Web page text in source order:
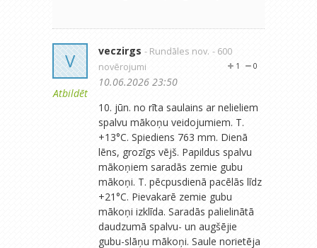
V
Atbildēt
veczirgs - Rundāles nov. - 600
novērojumi
0
1
10.06.2026 23:50
10. jūn. no rīta saulains ar nelieliem
spalvu mākoņu veidojumiem. T.
+13°C. Spiediens 763 mm. Dienā
lēns, grozīgs vējš. Papildus spalvu
mākoņiem saradās zemie gubu
mākoņi. T. pēcpusdienā pacēlās līdz
+21°C. Pievakarē zemie gubu
mākoņi izklīda. Saradās palielinātā
daudzumā spalvu- un augšējie
gubu-slāņu mākoņi. Saule norietēja